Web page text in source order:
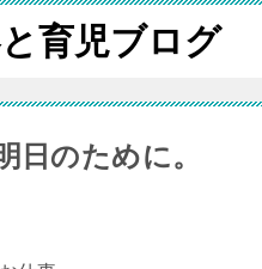
育児ブログ
日のために。